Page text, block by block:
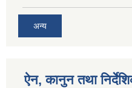
अन्य
ऐन, कानुन तथा